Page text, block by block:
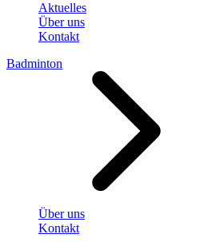
Aktuelles
Über uns
Kontakt
Badminton
Über uns
Kontakt